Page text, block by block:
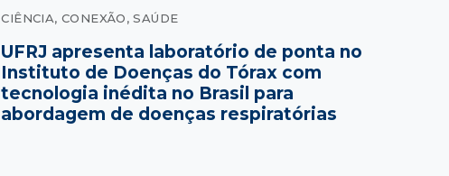
CIÊNCIA, CONEXÃO, SAÚDE
UFRJ apresenta laboratório de ponta no
Instituto de Doenças do Tórax com
tecnologia inédita no Brasil para
abordagem de doenças respiratórias